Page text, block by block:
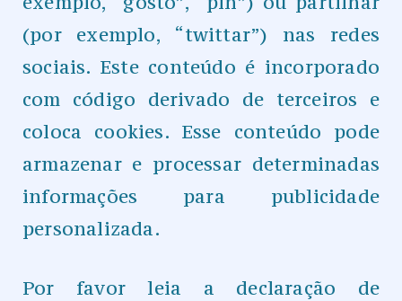
(por exemplo, “twittar”) nas redes
sociais. Este conteúdo é incorporado
com código derivado de terceiros e
coloca cookies. Esse conteúdo pode
armazenar e processar determinadas
informações para publicidade
personalizada.
Por favor leia a declaração de